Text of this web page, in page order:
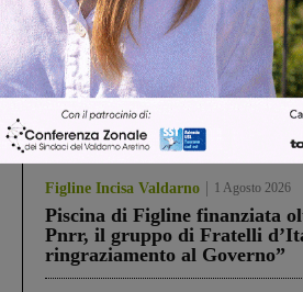
Più lette
Figline Incisa Valdarno 1 Agosto 2026
Piscina di Figline finanziata
Pnrr, il gruppo di Fratelli
ringraziamento al Governo”